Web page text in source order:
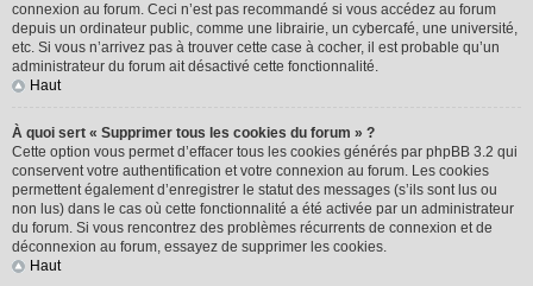
connexion au forum. Ceci n’est pas recommandé si vous accédez au forum
depuis un ordinateur public, comme une librairie, un cybercafé, une université,
etc. Si vous n’arrivez pas à trouver cette case à cocher, il est probable qu’un
administrateur du forum ait désactivé cette fonctionnalité.
Haut
À quoi sert « Supprimer tous les cookies du forum » ?
Cette option vous permet d’effacer tous les cookies générés par phpBB 3.2 qui
conservent votre authentification et votre connexion au forum. Les cookies
permettent également d’enregistrer le statut des messages (s’ils sont lus ou
non lus) dans le cas où cette fonctionnalité a été activée par un administrateur
du forum. Si vous rencontrez des problèmes récurrents de connexion et de
déconnexion au forum, essayez de supprimer les cookies.
Haut